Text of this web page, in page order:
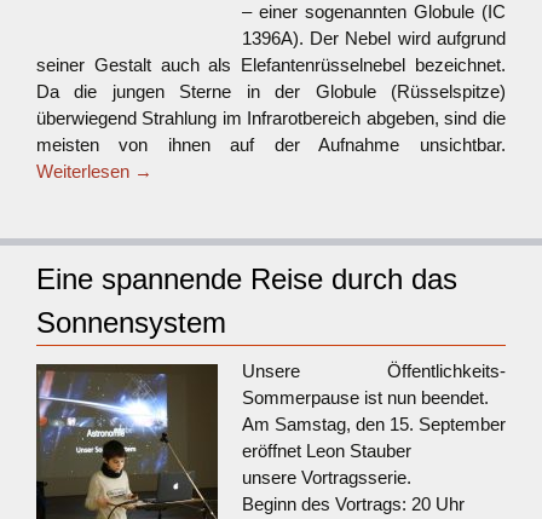
– einer sogenannten Globule (IC
1396A). Der Nebel wird aufgrund
seiner Gestalt auch als Elefantenrüsselnebel bezeichnet.
Da die jungen Sterne in der Globule (Rüsselspitze)
überwiegend Strahlung im Infrarotbereich abgeben, sind die
meisten von ihnen auf der Aufnahme unsichtbar.
Weiterlesen →
Eine spannende Reise durch das
Sonnensystem
Unsere Öffentlichkeits-
Sommerpause ist nun beendet.
Am Samstag, den 15. September
eröffnet Leon Stauber
unsere Vortragsserie.
Beginn des Vortrags: 20 Uhr